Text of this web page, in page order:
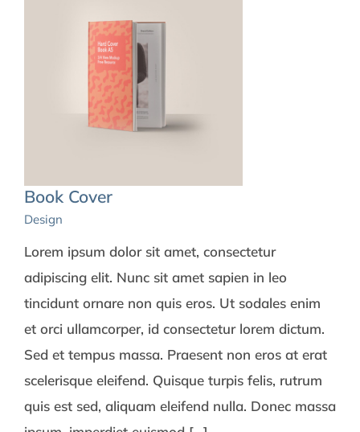
Book Cover
Design
Lorem ipsum dolor sit amet, consectetur
adipiscing elit. Nunc sit amet sapien in leo
tincidunt ornare non quis eros. Ut sodales enim
et orci ullamcorper, id consectetur lorem dictum.
Sed et tempus massa. Praesent non eros at erat
scelerisque eleifend. Quisque turpis felis, rutrum
quis est sed, aliquam eleifend nulla. Donec massa